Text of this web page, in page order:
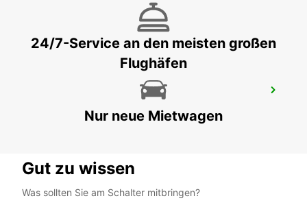
DIE STADT DURAZNO
DURAZNO - URUGUAY
24/7-Service an den meisten großen
Flughäfen
Nur neue Mietwagen
Gut zu wissen
Was sollten Sie am Schalter mitbringen?